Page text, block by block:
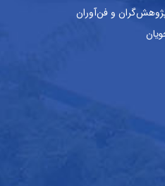
و فن‌آوران